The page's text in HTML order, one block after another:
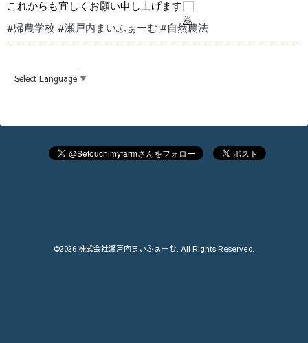
これからも宜しくお願い申し上げます
#帰農学校 #瀬戸内まいふぁーむ #自然農法
Select Language ▼
©2026 株式会社瀬戸内まいふぁーむ. All Rights Reserved.